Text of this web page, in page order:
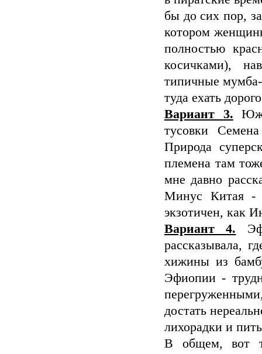
бы до сих пор,
котором
полностью
косичками),
типичные
туда ехать
Вариант 3.
тусовки
Природа
племена там
мне давно
Минус Китая -
экзотичен, как
Вариант 4.
рассказывала,
хижины из
Эфиопии -
достать
лихорадки и
В общем, вот